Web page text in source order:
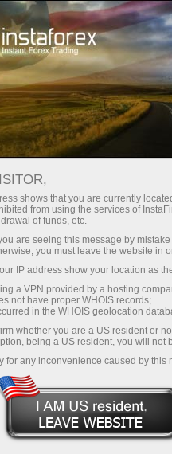
Инвесторам
Мониторинг счета
FOREX
Открыть
Простой
СЧЕТ
22299139
shows that you are currently
from using the services of
of funds, etc.
are seeing this message by
you must leave the website in
IP address show your location as
a VPN provided by a hosting
not have proper WHOIS records;
in the WHOIS geolocation
whether you are a US resident or
being a US resident, you will not
for any inconvenience caused by this